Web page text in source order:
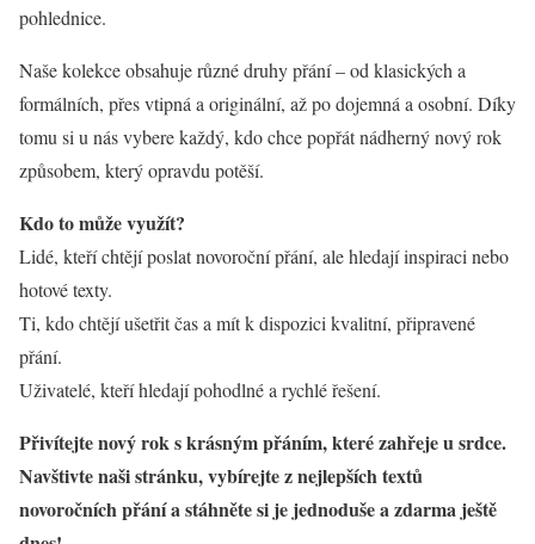
pohlednice.
Naše kolekce obsahuje různé druhy přání – od klasických a
formálních, přes vtipná a originální, až po dojemná a osobní. Díky
tomu si u nás vybere každý, kdo chce popřát nádherný nový rok
způsobem, který opravdu potěší.
Kdo to může využít?
Lidé, kteří chtějí poslat novoroční přání, ale hledají inspiraci nebo
hotové texty.
Ti, kdo chtějí ušetřit čas a mít k dispozici kvalitní, připravené
přání.
Uživatelé, kteří hledají pohodlné a rychlé řešení.
Přivítejte nový rok s krásným přáním, které zahřeje u srdce.
Navštivte naši stránku, vybírejte z nejlepších textů
novoročních přání a stáhněte si je jednoduše a zdarma ještě